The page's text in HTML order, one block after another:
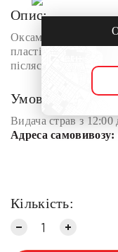
Опис:
Оксамитовий
пластівці мигдалю,
післясмаку.
Умови доставки:
Видача страв з 12:00
Адреса самовивозу:
Кількість: